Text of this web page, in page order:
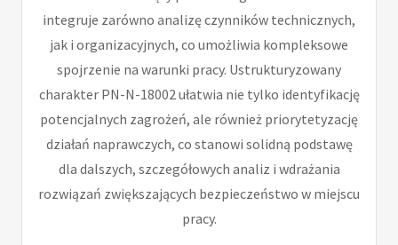
integruje zarówno analizę czynników technicznych,
jak i organizacyjnych, co umożliwia kompleksowe
spojrzenie na warunki pracy. Ustrukturyzowany
charakter PN-N-18002 ułatwia nie tylko identyfikację
potencjalnych zagrożeń, ale również priorytetyzację
działań naprawczych, co stanowi solidną podstawę
dla dalszych, szczegółowych analiz i wdrażania
rozwiązań zwiększających bezpieczeństwo w miejscu
pracy.